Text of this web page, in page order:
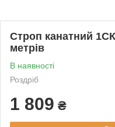
Строп канатний
метрів
В наявності
Роздріб
1 809 ₴